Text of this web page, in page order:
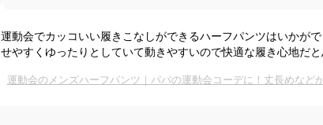
運動会でカッコいい履きこなしができるハーフパンツはいかが
せやすくゆったりとしていて動きやすいので快適な履き心地だと
運動会のメンズハーフパンツ｜パパの運動会コーデに！丈長めなど